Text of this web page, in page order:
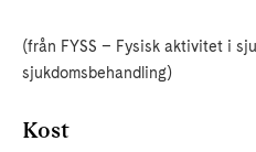
(från FYSS – Fysisk aktivitet i
sjukdomsbehandling)
Kost